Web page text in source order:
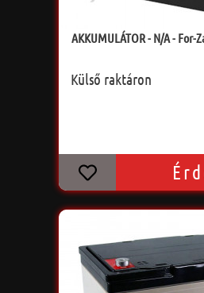
AKKUMULÁTOR - N/A - For-
Külső raktáron